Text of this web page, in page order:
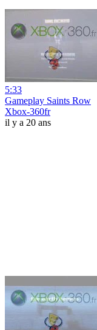
5:33
Gameplay Saints Row
Xbox-360fr
il y a 20 ans